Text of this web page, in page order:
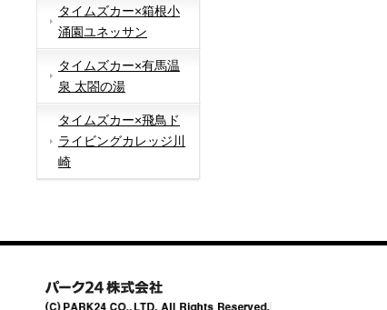
タイムズカー×箱根小
涌園ユネッサン
タイムズカー×有馬温
泉 太閤の湯
タイムズカー×飛鳥ド
ライビングカレッジ川
崎